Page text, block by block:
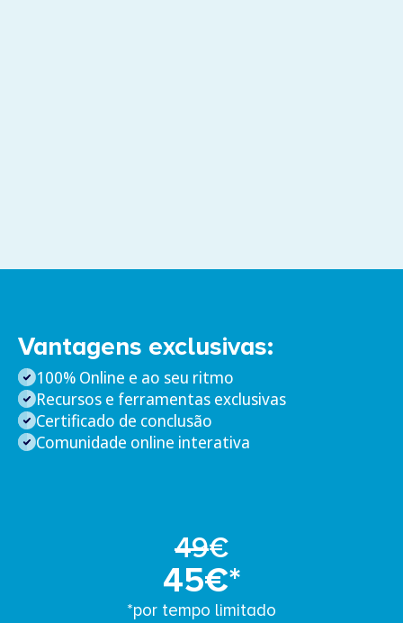
Vantagens exclusivas:
100% Online e ao seu ritmo
Recursos e ferramentas exclusivas
Certificado de conclusão
Comunidade online interativa
49€
45€*
*por tempo limitado